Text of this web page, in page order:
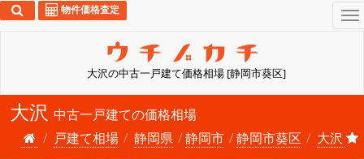
大沢の中古一戸建て価格相場 [静岡市葵区]
物件価格査定
大沢 中古一戸建ての価格相場
戸建て相場
静岡県 静岡市 静岡市葵区 大沢